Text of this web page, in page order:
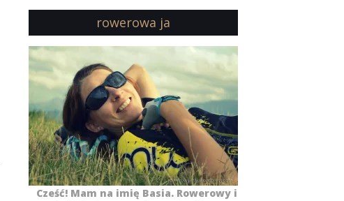
rowerowa ja
Cześć! Mam na imię Basia. Rowerowy i